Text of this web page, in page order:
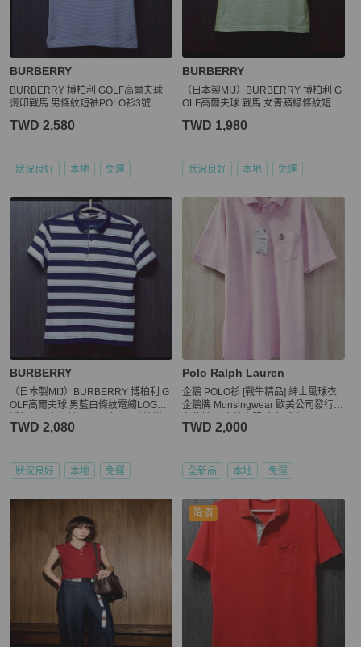
BURBERRY
BURBERRY 博柏利 GOLF高爾夫球
燙印戰馬 男條紋短袖POLO衫3號
TWD 2,580
狀況良好 本地 免運
BURBERRY
（日本製MIJ）BURBERRY 博柏利 G
OLF高爾夫球 戰馬 女青蘋綠條紋短袖
TWD 1,980
狀況良好 本地 免運
BURBERRY
（日本製MIJ）BURBERRY 博柏利 G
OLF高爾夫球 男藍白條紋電繡LOGO
文）
TWD 2,080
狀況良好 本地 免運
Polo Ralph Lauren
企鵝 POLO衫 [戰牛精品] 紳士風球衣
企鵝牌 Munsingwear 歐美公司發行
TWD 2,000
全新品 本地 免運
降價